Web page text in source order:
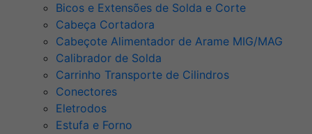
Bicos e Extensões de Solda e Corte
Cabeça Cortadora
Cabeçote Alimentador de Arame MIG/MAG
Calibrador de Solda
Carrinho Transporte de Cilindros
Conectores
Eletrodos
Estufa e Forno